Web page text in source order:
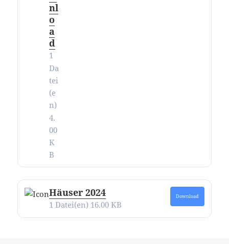
nl
o
a
d
1
Da
tei
(e
n)
4.
00
K
B
Häuser 2024
1 Datei(en) 16.00 KB
Download